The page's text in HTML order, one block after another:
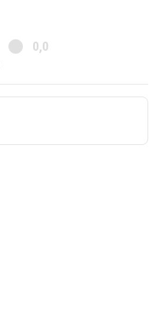
0,0